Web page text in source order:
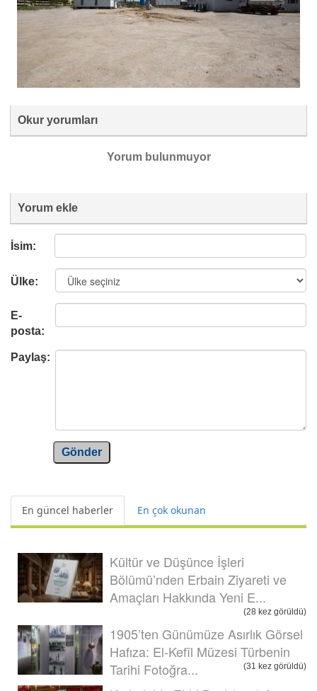
Okur yorumları
Yorum bulunmuyor
Yorum ekle
İsim:
Ülke:
E-
posta:
Paylaş:
Gönder
En güncel haberler En çok okunan
Kültür ve Düşünce İşleri
Bölümü’nden Erbain Ziyareti ve
Amaçları Hakkında Yeni E...
(28 kez görüldü)
1905’ten Günümüze Asırlık Görsel
Hafıza: El-Kefîl Müzesi Türbenin
Tarihi Fotoğra...
(31 kez görüldü)